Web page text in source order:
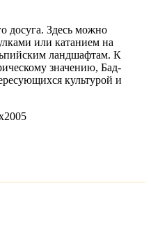
досуга. Здесь можно
или катанием на
ландшафтам. К
значению, Бад-
культурой и